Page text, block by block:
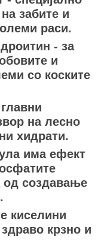
забите и
раси.
- за
и
со коските
на лесно
хидрати.
има ефект
од создавање
киселини
крзно и